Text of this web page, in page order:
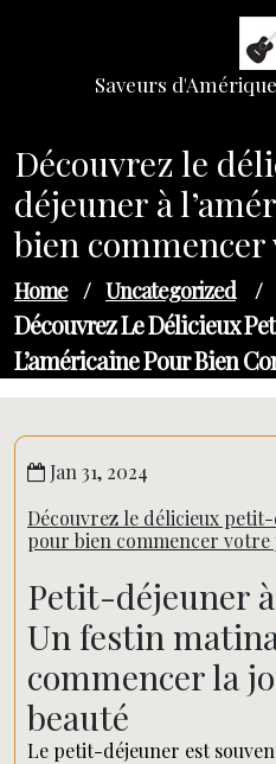
Saveurs
Découvrez le
déjeuner à
bien
Home / Uncategorized /
Découvrez Le Délicieux
L’américaine Pour Bien
Jan 31, 2024
Découvrez le délicieux
pour bien commencer votre
Petit-déjeuner
Un festin
commencer la
beauté
Le petit-déjeuner est